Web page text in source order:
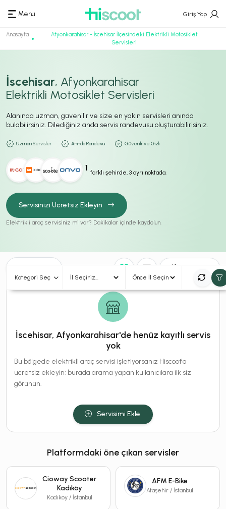
Menü Giriş Yap
Anasayfa
Afyonkarahisar - İscehisar İlçesindeki Elektrikli Motosiklet
Servisleri
İscehisar, Afyonkarahisar
Elektrikli Motosiklet Servisleri
Alanında uzman, güvenilir ve size en yakın servisleri anında
bulabilirsiniz. Dilediğiniz anda servis randevusu oluşturabilirisiniz.
Uzman Servisler Anında Randevu Güvenilir ve Gizli
1 farklı şehirde, 3 ayrı noktada.
Servisinizi Ücretsiz Ekleyin
Elektrikli araç servisiniz mi var? Dakikalar içinde kaydolun.
Kategori Seç
İscehisar, Afyonkarahisar'de henüz kayıtlı servis
yok
Bu bölgede elektrikli araç servisi işletiyorsanız Hiscoot'a
ücretsiz ekleyin; burada arama yapan kullanıcılara ilk siz
görünün.
Servisimi Ekle
Platformdaki öne çıkan servisler
Cioway Scooter
Kadıköy
Kadıköy / İstanbul
AFM E-Bike
Ataşehir / İstanbul